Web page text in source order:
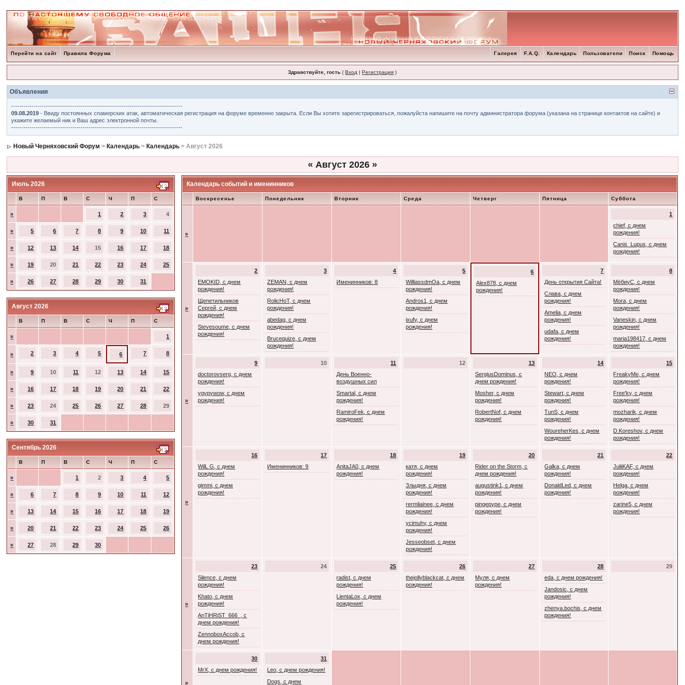
Перейти на сайт Правила Форума Помощь
Поиск
Пользователи
Календарь
F.A.Q.
Галерея
Здравствуйте, гость (Вход |Регистрация )
Объявления
------------------------------------------------------------------------------------
09.08.2019 - Ввиду постоянных спамерских атак, автоматическая регистрация на форуме временно закрыта. Если Вы хотите зарегистрироваться, пожалуйста напишите на почту администратора форума (указана на странице контактов на сайте) и
укажите желаемый ник и Ваш адрес электронной почты.
------------------------------------------------------------------------------------
Новый Черняховский Форум > Календарь > Календарь > Август 2026
« Август 2026 »
Июль 2026
В П В С Ч П С
» 1 2 3 4
» 5 6 7 8 9 10 11
» 12 13 14 15 16 17 18
» 19 20 21 22 23 24 25
» 26 27 28 29 30 31
Август 2026
В П В С Ч П С
» 1
» 2 3 4 5 6 7 8
» 9 10 11 12 13 14 15
» 16 17 18 19 20 21 22
» 23 24 25 26 27 28 29
» 30 31
Сентябрь 2026
В П В С Ч П С
» 1 2 3 4 5
» 6 7 8 9 10 11 12
» 13 14 15 16 17 18 19
» 20 21 22 23 24 25 26
» 27 28 29 30
Календарь событий и именинников
Воскресенье Понедельник Вторник Среда Четверг Пятница Суббота
»
1
chief, с днем
рождения!
Canis_Lupus, с днем
рождения!
»
2
EMOKID, с днем
рождения!
Щепетильников
Сергей, с днем
рождения!
Stevesoume, с днем
рождения!
3
ZEMAN, с днем
рождения!
RolicHoT, с днем
рождения!
abedag, с днем
рождения!
Brucequize, с днем
рождения!
4
Именинников: 8
5
WilliassdmOa, с днем
рождения!
Andros1, с днем
рождения!
ixufy, с днем
рождения!
6
Alex878, с днем
рождения!
7
День открытия Сайта!
Слава, с днем
рождения!
Amelia, с днем
рождения!
udafa, с днем
рождения!
8
МёбиуС, с днем
рождения!
Mora, с днем
рождения!
Vaneskin, с днем
рождения!
maria198417, с днем
рождения!
»
9
doctorovserg, с днем
рождения!
ygypywow, с днем
рождения!
10
11
День Военно-
воздушных сил
Smartal, с днем
рождения!
RamiroFek, с днем
рождения!
12
13
SergiusDominus, с
днем рождения!
Mosher, с днем
рождения!
RobertNof, с днем
рождения!
14
NEO, с днем
рождения!
Stewart, с днем
рождения!
TunS, с днем
рождения!
WoureherKes, с днем
рождения!
15
FreakyMe, с днем
рождения!
Free'ky, с днем
рождения!
mozharik, с днем
рождения!
D.Koreshov, с днем
рождения!
»
16
WilL G, с днем
рождения!
gimmi, с днем
рождения!
17
Именинников: 9
18
AnitaJA0, с днем
рождения!
19
катя, с днем
рождения!
Злыдня, с днем
рождения!
rermliainee, с днем
рождения!
ycimuhy, с днем
рождения!
Jesseobset, с днем
рождения!
20
Rider on the Storm, с
днем рождения!
augustink1, с днем
рождения!
pingepype, с днем
рождения!
21
Galka, с днем
рождения!
DonaldLed, с днем
рождения!
22
JuliiKAF, с днем
рождения!
Helga, с днем
рождения!
zarine5, с днем
рождения!
»
23
Silence, с днем
рождения!
Khato, с днем
рождения!
AnTiHRiST_666_, с
днем рождения!
ZennoboxAccob, с
днем рождения!
24
25
radist, с днем
рождения!
LientaLox, с днем
рождения!
26
thejollyblackcat, с днем
рождения!
27
Муля, с днем
рождения!
28
eda, с днем рождения!
Jandosic, с днем
рождения!
zhenya.bochis, с днем
рождения!
29
»
30
MrX, с днем рождения!
31
Leo, с днем рождения!
Dogs, с днем